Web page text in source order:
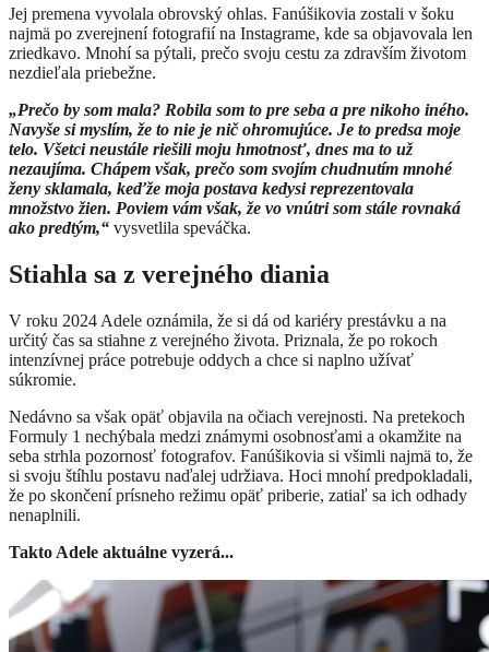
Jej premena vyvolala obrovský ohlas. Fanúšikovia zostali v šoku
najmä po zverejnení fotografií na Instagrame, kde sa objavovala len
zriedkavo. Mnohí sa pýtali, prečo svoju cestu za zdravším životom
nezdieľala priebežne.
„Prečo by som mala? Robila som to pre seba a pre nikoho iného.
Navyše si myslím, že to nie je nič ohromujúce. Je to predsa moje
telo. Všetci neustále riešili moju hmotnosť, dnes ma to už
nezaujíma. Chápem však, prečo som svojím chudnutím mnohé
ženy sklamala, keďže moja postava kedysi reprezentovala
množstvo žien. Poviem vám však, že vo vnútri som stále rovnaká
ako predtým,“ vysvetlila speváčka.
Stiahla sa z verejného diania
V roku 2024 Adele oznámila, že si dá od kariéry prestávku a na
určitý čas sa stiahne z verejného života. Priznala, že po rokoch
intenzívnej práce potrebuje oddych a chce si naplno užívať
súkromie.
Nedávno sa však opäť objavila na očiach verejnosti. Na pretekoch
Formuly 1 nechýbala medzi známymi osobnosťami a okamžite na
seba strhla pozornosť fotografov. Fanúšikovia si všimli najmä to, že
si svoju štíhlu postavu naďalej udržiava. Hoci mnohí predpokladali,
že po skončení prísneho režimu opäť priberie, zatiaľ sa ich odhady
nenaplnili.
Takto Adele aktuálne vyzerá...